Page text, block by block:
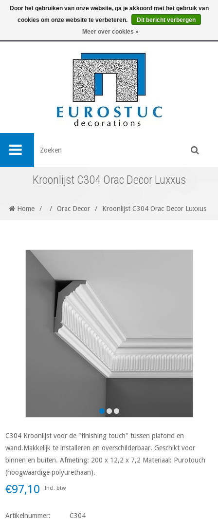
0
Kroonlijst C304 Orac Decor Luxxus
Home / / Orac Decor / Kroonlijst C304 Orac Decor Luxxus
C304 Kroonlijst voor de "finishing touch" tussen plafond en
wand.Makkelijk te installeren en overschilderbaar. Geschikt voor
binnen en buiten. Afmeting: 200 x 12,2 x 7,2 Materiaal: Purotouch
(hoogwaardige polyurethaan).
€97,10 Incl. btw
Artikelnummer:
C304
Door het gebruiken van onze website, ga je akkoord met het gebruik van
cookies om onze website te verbeteren.
Dit bericht verbergen
Meer over cookies »